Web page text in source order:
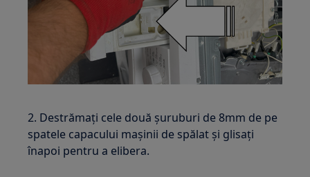
2. Destrămați cele două șuruburi de 8mm de pe
spatele capacului mașinii de spălat și glisați
înapoi pentru a elibera.